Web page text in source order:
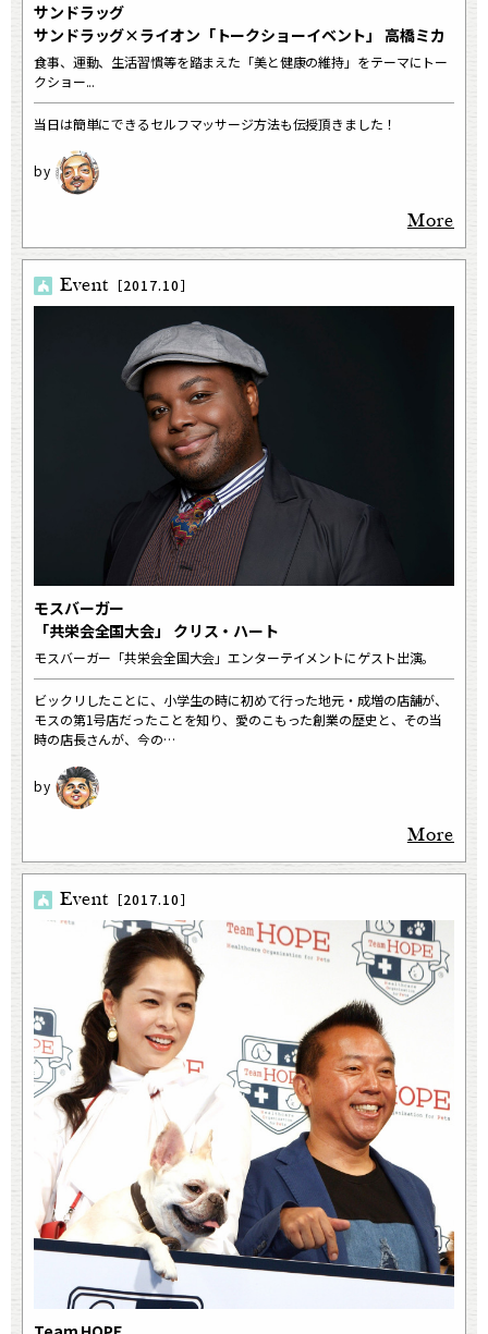
サンドラッグ
サンドラッグ×ライオン「トークショーイベント」 高橋ミカ
食事、運動、生活習慣等を踏まえた「美と健康の維持」をテーマにトー
クショー...
当日は簡単にできるセルフマッサージ方法も伝授頂きました！
More
Event ［2017.10］
モスバーガー
「共栄会全国大会」 クリス・ハート
モスバーガー「共栄会全国大会」エンターテイメントにゲスト出演。
ビックリしたことに、小学生の時に初めて行った地元・成増の店舗が、
モスの第1号店だったことを知り、愛のこもった創業の歴史と、その当
時の店長さんが、今の…
More
Event ［2017.10］